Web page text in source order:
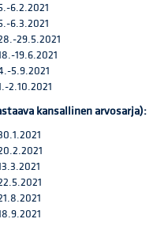
6.2.2021
6.3.2021
29.5.2021
19.6.2021
5.9.2021
2.10.2021
kansallinen arvosarja):